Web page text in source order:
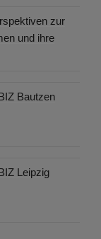
zur
und ihre
Bautzen
Leipzig